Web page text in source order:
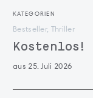
KATEGORIEN
Bestseller, Thriller
Kostenlos!
aus 25. Juli 2026